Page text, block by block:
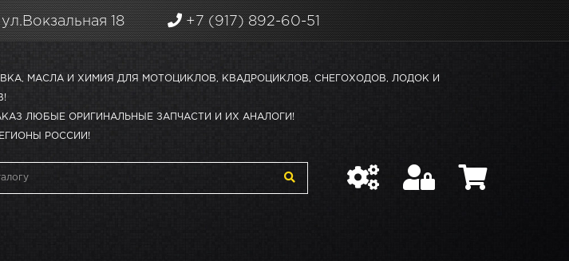
18 +7 (917) 892-60-51
МАСЛА И ХИМИЯ ДЛЯ МОТОЦИКЛОВ, КВАДРОЦИКЛОВ, СНЕГОХОДОВ, ЛОДОК И
ЛЮБЫЕ ОРИГИНАЛЬНЫЕ ЗАПЧАСТИ И ИХ АНАЛОГИ!
РОССИИ!